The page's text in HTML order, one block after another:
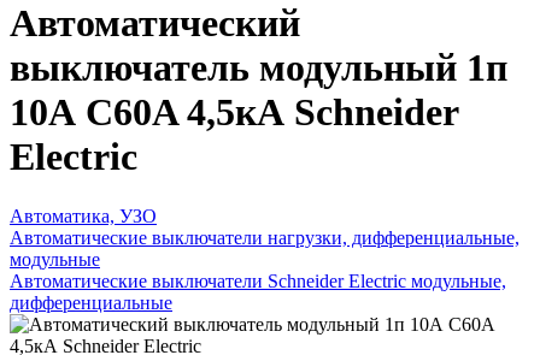
Автоматический
выключатель модульный 1п
10А C60A 4,5кА Schneider
Electric
Автоматика, УЗО
Автоматические выключатели нагрузки, дифференциальные,
модульные
Автоматические выключатели Schneider Electric модульные,
дифференциальные